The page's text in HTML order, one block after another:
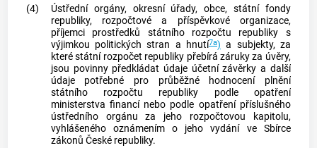
(4)
Ústřední orgány, okresní úřady, obce, státní fondy
republiky, rozpočtové a příspěvkové organizace,
příjemci prostředků státního rozpočtu republiky s
výjimkou politických stran a hnutí7a) a subjekty, za
které státní rozpočet republiky přebírá záruky za úvěry,
jsou povinny předkládat údaje účetní závěrky a další
údaje potřebné pro průběžné hodnocení plnění
státního rozpočtu republiky podle opatření
ministerstva financí nebo podle opatření příslušného
ústředního orgánu za jeho rozpočtovou kapitolu,
vyhlášeného oznámením o jeho vydání ve Sbírce
zákonů České republiky.